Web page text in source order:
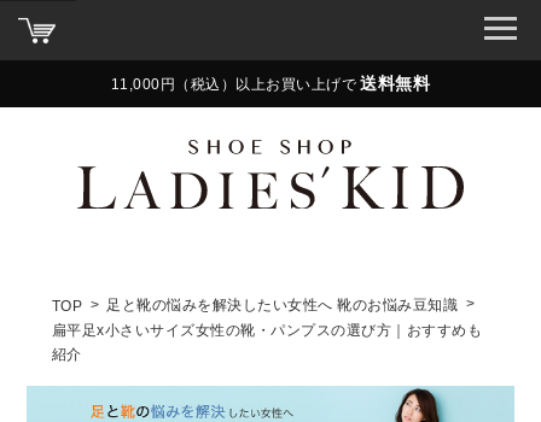
11,000円（税込）以上お買い上げで 送料無料
TOP
足と靴の悩みを解決したい女性へ 靴のお悩み豆知識
扁平足x小さいサイズ女性の靴・パンプスの選び方｜おすすめも
紹介